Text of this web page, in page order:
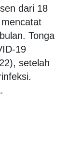
dari 18
Tonga
19
setelah